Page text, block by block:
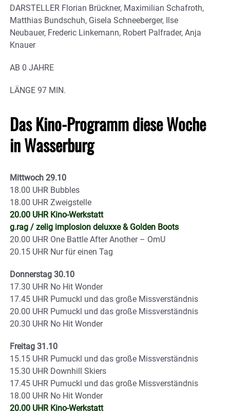
DARSTELLER Florian Brückner, Maximilian Schafroth,
Matthias Bundschuh, Gisela Schneeberger, Ilse
Neubauer, Frederic Linkemann, Robert Palfrader, Anja
Knauer
AB 0 JAHRE
LÄNGE 97 MIN.
Das Kino-Programm diese Woche
in Wasserburg
Mittwoch 29.10
18.00 UHR Bubbles
18.00 UHR Zweigstelle
20.00 UHR Kino-Werkstatt
g.rag / zelig implosion deluxxe & Golden Boots
20.00 UHR One Battle After Another – OmU
20.15 UHR Nur für einen Tag
Donnerstag 30.10
17.30 UHR No Hit Wonder
17.45 UHR Pumuckl und das große Missverständnis
20.00 UHR Pumuckl und das große Missverständnis
20.30 UHR No Hit Wonder
Freitag 31.10
15.15 UHR Pumuckl und das große Missverständnis
15.30 UHR Downhill Skiers
17.45 UHR Pumuckl und das große Missverständnis
18.00 UHR No Hit Wonder
20.00 UHR Kino-Werkstatt